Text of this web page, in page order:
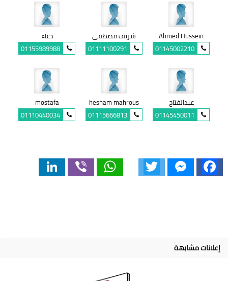
Ahmed Hussein
01145002210
شريف مصطفى
01111100291
دعاء
01155989988
عبدالفتاح
01145450011
hesham mahrous
01115666813
mostafa
01110440034
Facebook
Messenger
WhatsApp
إعلانات مشابهة